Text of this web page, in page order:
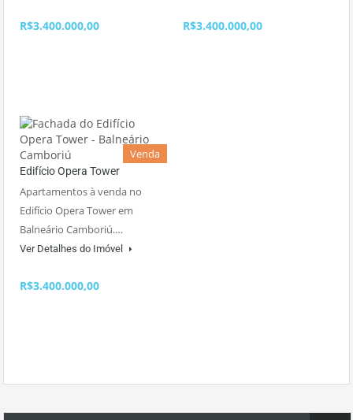
R$3.400.000,00 R$3.400.000,00
Venda
Edifício Opera Tower
Apartamentos à venda no
Edifício Opera Tower em
Balneário Camboriú.…
Ver Detalhes do Imóvel
R$3.400.000,00